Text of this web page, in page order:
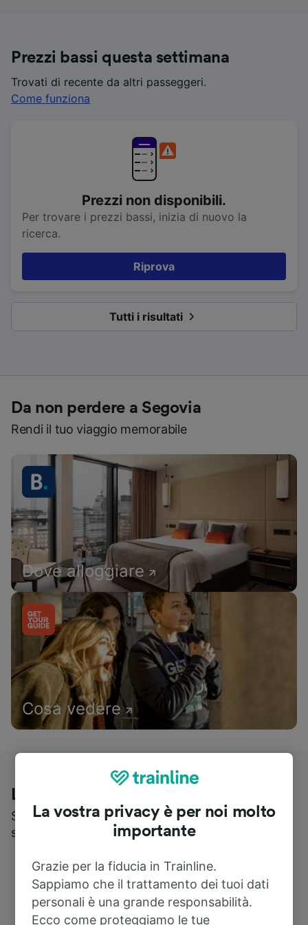
Prezzi bassi questa settimana
Trovati di recente da altri passeggeri.
Come funziona
Prezzi non disponibili.
Per trovare i prezzi bassi, inizia di nuovo la
ricerca.
Riprova
Tutti i risultati
Da non perdere a Segovia
Rendi il tuo viaggio memorabile
Dove alloggiare
Cosa vedere
Le recensioni dei nostri viaggiatori
Scopri cosa pensa realmente chi utilizza i nostri
servizi
La vostra privacy è per noi molto
importante
Grazie per la fiducia in Trainline.
Sappiamo che il trattamento dei tuoi dati
personali è una grande responsabilità.
Ecco come proteggiamo le tue